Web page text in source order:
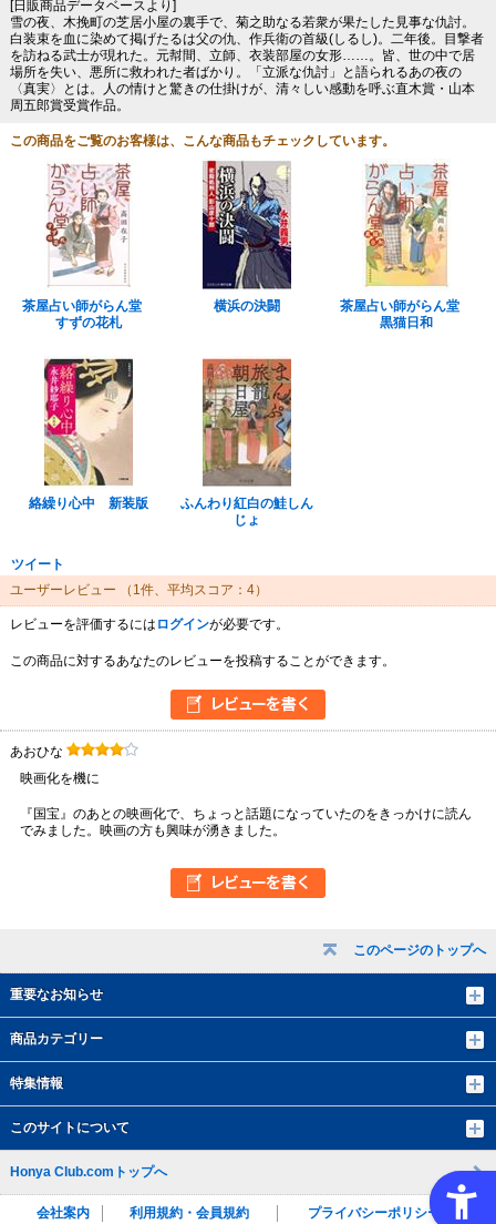
このページのトップへ
重要なお知らせ
商品カテゴリー
特集情報
このサイトについて
[日販商品データベースより]
雪の夜、木挽町の芝居小屋の裏手で、菊之助なる若衆が果たした見事な仇討。
白装束を血に染めて掲げたるは父の仇、作兵衛の首級(しるし)。二年後。目撃者
を訪ねる武士が現れた。元幇間、立師、衣装部屋の女形……。皆、世の中で居
場所を失い、悪所に救われた者ばかり。「立派な仇討」と語られるあの夜の
〈真実〉とは。人の情けと驚きの仕掛けが、清々しい感動を呼ぶ直木賞・山本
周五郎賞受賞作品。
この商品をご覧のお客様は、こんな商品もチェックしています。
茶屋占い師がらん堂
すずの花札
横浜の決闘
茶屋占い師がらん堂
黒猫日和
絡繰り心中 新装版
ふんわり紅白の鮭しん
じょ
ツイート
ユーザーレビュー
（1件、平均スコア：4）
レビューを評価するには ログインが必要です。
この商品に対するあなたのレビューを投稿することができます。
あおひな
映画化を機に
『国宝』のあとの映画化で、ちょっと話題になっていたのをきっかけに読ん
でみました。映画の方も興味が湧きました。
Honya Club.comトップへ
会社案内 利用規約・会員規約 プライバシーポリシー